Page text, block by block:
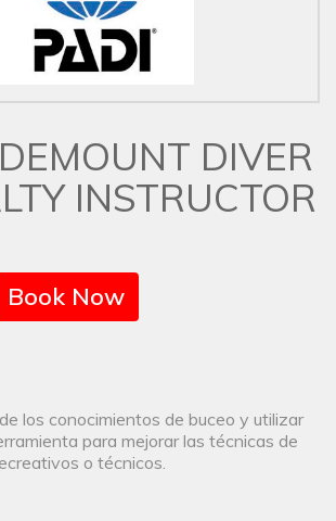
DIVER
INSTRUCTOR
Book Now
los conocimientos de buceo y utilizar
para mejorar las técnicas de
o técnicos.